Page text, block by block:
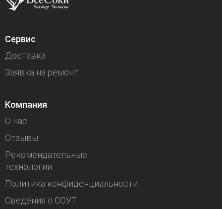
Сервис
Доставка
Заявка на ремонт
Компания
О нас
Отзывы
Рекомендательные
технологии
Политика конфиденциальности
Сведения о СОУТ